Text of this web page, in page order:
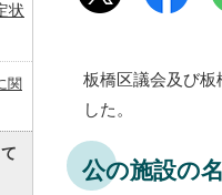
板橋区議会及び板
した。
公の施設の
状
関